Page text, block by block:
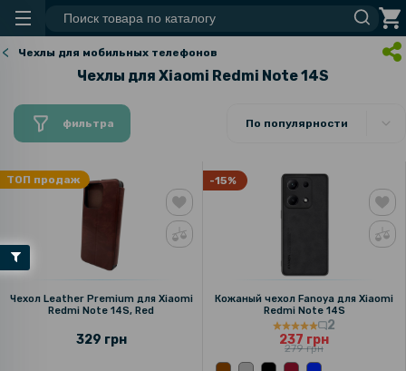
Чехлы для мобильных телефонов
Чехлы для Xiaomi Redmi Note 14S
фильтра По популярности
ТОП продаж
Чехол Leather Premium для Xiaomi
Redmi Note 14S, Red
329 грн
-15%
Кожаный чехол Fanoya для Xiaomi
Redmi Note 14S
2
237 грн
279 грн